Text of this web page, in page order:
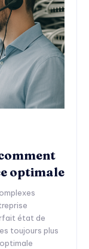
optimale
état de
toujours plus